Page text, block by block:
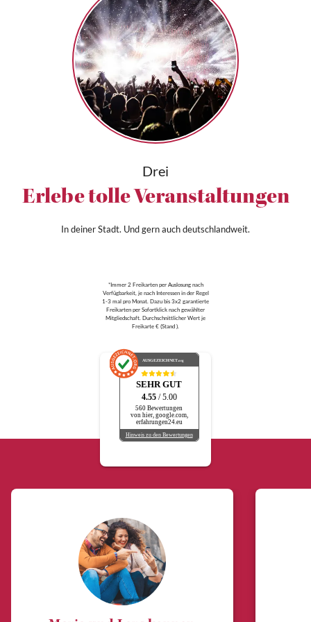
Drei
Erlebe tolle Veranstaltungen
In deiner Stadt. Und gern auch deutschlandweit.
*Immer 2 Freikarten per Auslosung nach
Verfügbarkeit, je nach Interessen in der Regel
1-3 mal pro Monat. Dazu bis 3x2 garantierte
Freikarten per Sofortklick nach gewählter
Mitgliedschaft. Durchschnittlicher Wert je
Freikarte € (Stand ).
AUSGEZEICHNET.org
SEHR GUT
4.55 / 5.00
560 Bewertungen
von hier, google.com,
erfahrungen24.eu
Hinweis zu den Bewertungen